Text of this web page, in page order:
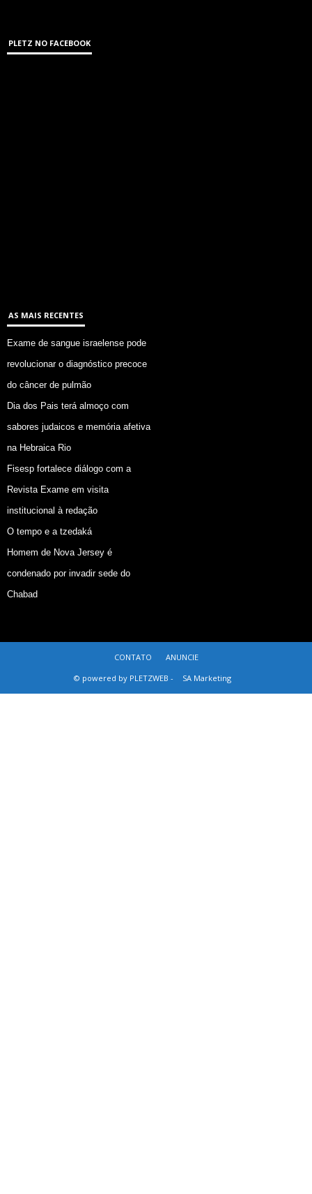
PLETZ NO FACEBOOK
AS MAIS RECENTES
Exame de sangue israelense pode
revolucionar o diagnóstico precoce
do câncer de pulmão
Dia dos Pais terá almoço com
sabores judaicos e memória afetiva
na Hebraica Rio
Fisesp fortalece diálogo com a
Revista Exame em visita
institucional à redação
O tempo e a tzedaká
Homem de Nova Jersey é
condenado por invadir sede do
Chabad
CONTATO
ANUNCIE
© powered by PLETZWEB -
SA Marketing